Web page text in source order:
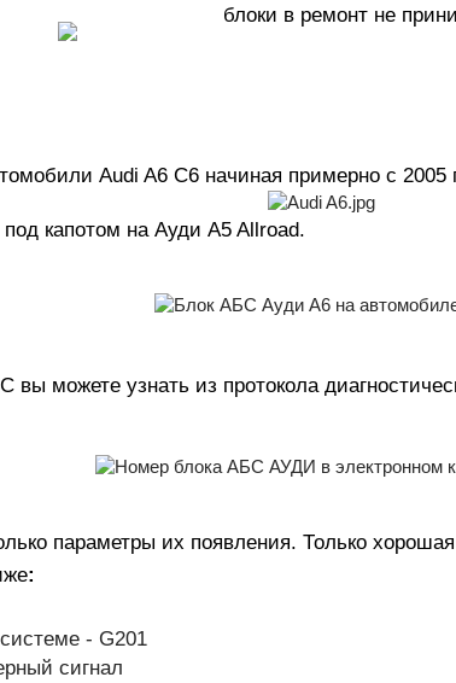
блоки в ремонт не
Audi A6 C6 начиная примерно с 2005
капотом на Ауди A5 Allroad.
можете узнать из протокола
параметры их появления. Только
:
- G201